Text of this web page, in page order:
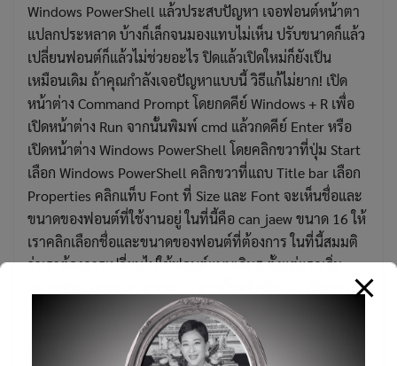
Windows PowerShell แล้วประสบปัญหา เจอฟอนต์หน้าตา
แปลกประหลาด บ้างก็เล็กจนมองแทบไม่เห็น ปรับขนาดก็แล้ว
เปลี่ยนฟอนต์ก็แล้วไม่ช่วยอะไร ปิดแล้วเปิดใหม่ก็ยังเป็น
เหมือนเดิม ถ้าคุณกำลังเจอปัญหาแบบนี้ วิธีแก้ไม่ยาก! เปิด
หน้าต่าง Command Prompt โดยกดคีย์ Windows + R เพื่อ
เปิดหน้าต่าง Run จากนั้นพิมพ์ cmd แล้วกดคีย์ Enter หรือ
เปิดหน้าต่าง Windows PowerShell โดยคลิกขวาที่ปุ่ม Start
เลือก Windows PowerShell คลิกขวาที่แถบ Title bar เลือก
Properties คลิกแท็บ Font ที่ Size และ Font จะเห็นชื่อและ
ขนาดของฟอนต์ที่ใช้งานอยู่ ในที่นี้คือ can_jaew ขนาด 16 ให้
เราคลิกเลือกชื่อและขนาดของฟอนต์ที่ต้องการ ในที่นี้สมมติ
ว่าเราต้องการเปลี่ยนไปใช้ฟอนต์แบบเดิมๆ ตั้งแต่แรกเริ่ม
อย่างเช่น Consolas ขนาด 16 จากนั้นคลิกปุ่ม OK สังเกตว่า
ถ้าฟอนต์บนหน้าต่าง Command Prompt หรือ Windows
PowerShell ยังไม่เปลี่ยน หรือเปลี่ยนแต่ปิดหน้าต่างแล้วเปิด
ใหม่ก็กลับเป็นเหมือนเดิม ให้คลิกขวาที่แถบ Title bar แล้วเปิด